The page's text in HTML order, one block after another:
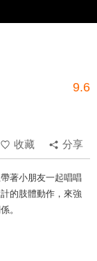
9.6
收藏
分享
著小朋友一起唱唱
的肢體動作，來強
。